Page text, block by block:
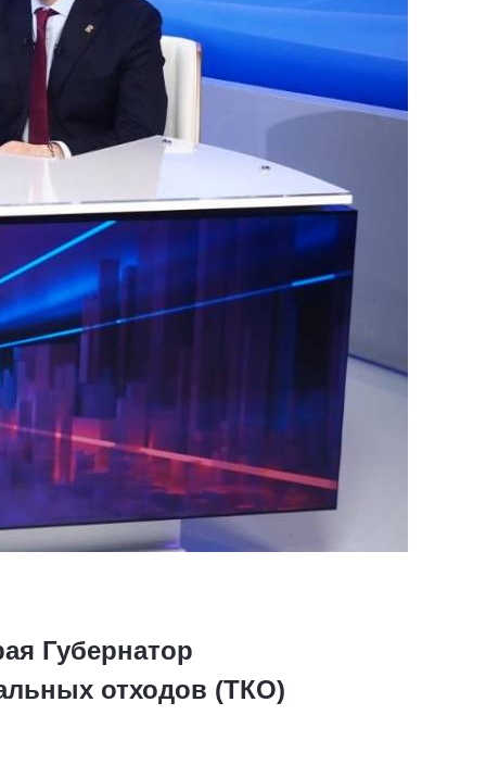
Губернатор
отходов (ТКО)